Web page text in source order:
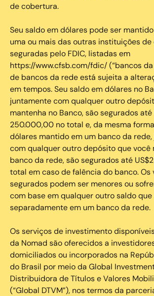
de cobertura.
Seu saldo em dólares pode ser
uma ou mais das outras instituições
seguradas pelo FDIC, listadas em
https://www.cfsb.com/fdic/ (“bancos da
de bancos da rede está sujeita a
em tempos. Seu saldo em dólares no
juntamente com qualquer outro
mantenha no Banco, são segurados até
250.000,00 no total e, da mesma
dólares mantido em um banco da
com qualquer outro depósito que você
banco da rede, são segurados até
total em caso de falência do banco. Os
segurados podem ser menores ou
com base em qualquer outro saldo
separadamente em um banco da rede.
Os serviços de investimento
da Nomad são oferecidos a
domiciliados ou incorporados na
do Brasil por meio da Global
Distribuidora de Títulos e Valores
(“Global DTVM”), nos termos da